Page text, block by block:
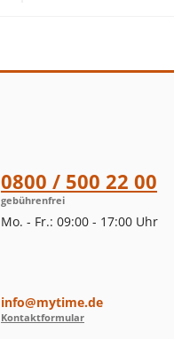
0800 / 500 22 00
gebührenfrei
Mo. - Fr.: 09:00 - 17:00 Uhr
info@mytime.de
Kontaktformular